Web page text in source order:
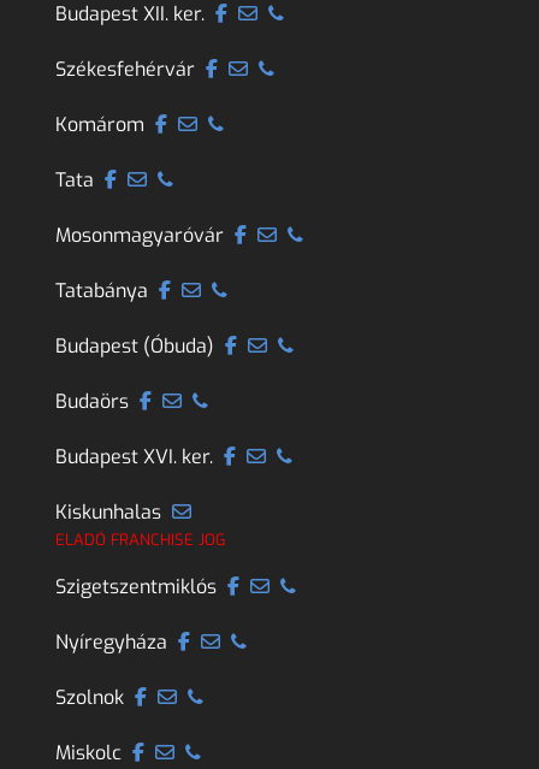
Budapest XII. ker.
Székesfehérvár
Komárom
Tata
Mosonmagyaróvár
Tatabánya
Budapest (Óbuda)
Budaörs
Budapest XVI. ker.
Kiskunhalas
ELADÓ FRANCHISE JOG
Szigetszentmiklós
Nyíregyháza
Szolnok
Miskolc